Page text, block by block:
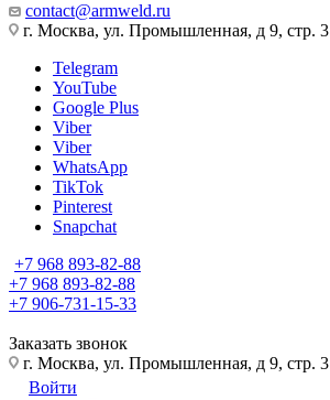
contact@armweld.ru
г. Москва, ул. Промышленная, д 9, стр. 3
Telegram
YouTube
Google Plus
Viber
Viber
WhatsApp
TikTok
Pinterest
Snapchat
+7 968 893-82-88
+7 968 893-82-88
+7 906-731-15-33
Заказать звонок
г. Москва, ул. Промышленная, д 9, стр. 3
Войти